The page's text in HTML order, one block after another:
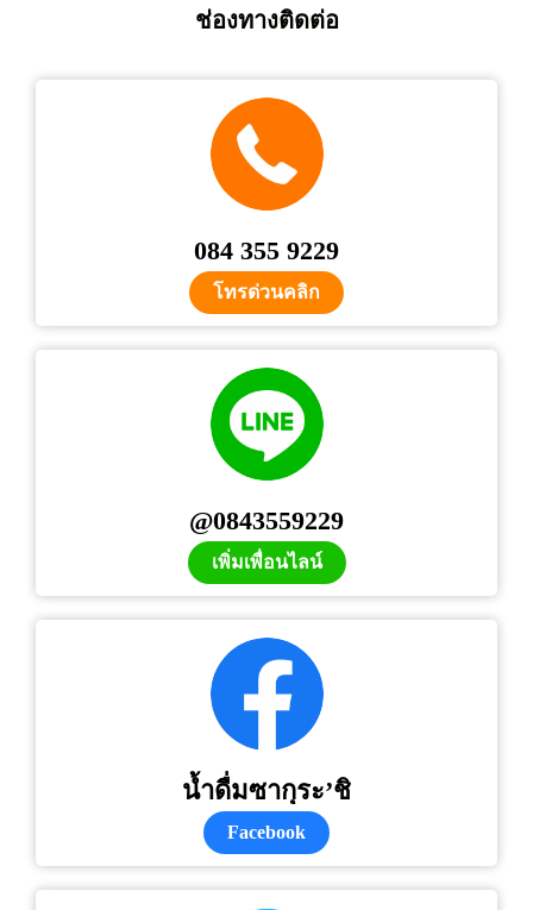
ช่องทางติดต่อ
084 355 9229
โทรด่วนคลิก
@0843559229
เพิ่มเพื่อนไลน์
น้ำดื่มซากุระ’ชิ
Facebook